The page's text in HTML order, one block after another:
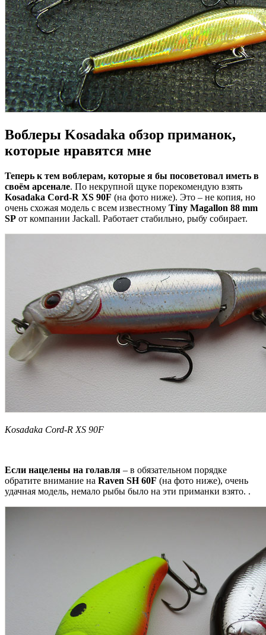
Воблеры Kosadaka обзор приманок,
которые нравятся мне
Теперь к тем воблерам, которые я бы посоветовал иметь в
своём арсенале. По некрупной щуке порекомендую взять
Kosadaka Cord-R XS 90F (на фото ниже). Это – не копия, но
очень схожая модель с всем известному Tiny Magallon 88 mm
SP от компании Jackall. Работает стабильно, рыбу собирает.
Kosadaka Cord-R XS 90F
Если нацелены на голавля – в обязательном порядке
обратите внимание на Raven SH 60F (на фото ниже), очень
удачная модель, немало рыбы было на эти приманки взято. .